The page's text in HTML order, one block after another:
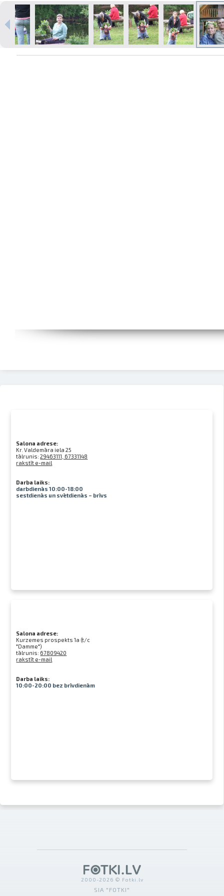
Izdrukas 1h laikā Rīgā – pasūtiet
tiešsaistē
Dažādi formāti un papīra veidi
Salona adrese:
Kr. Valdemāra iela 25
tālrunis:29463111, 67331148
rakstīt e-mail
Darba laiks:
darbdienās 10:00-18:00
sestdienās un svētdienās – brīvs
Salona adrese:
Kurzemes prospekts 1a (t/c
"Damme")
tālrunis: 67809420
rakstīt e-mail
Darba laiks:
10:00-20:00 bez brīvdienām
2000-2026 © Fotki.lv
SIA "FOTKI"